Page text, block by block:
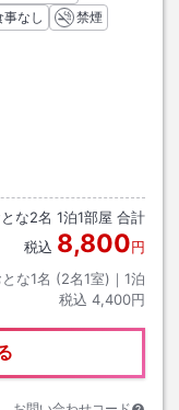
事なし
禁煙
な2名 1泊1部屋 合計
税込 8,800円
とな1名 (2名1室)｜ 1泊
税込 4,400円